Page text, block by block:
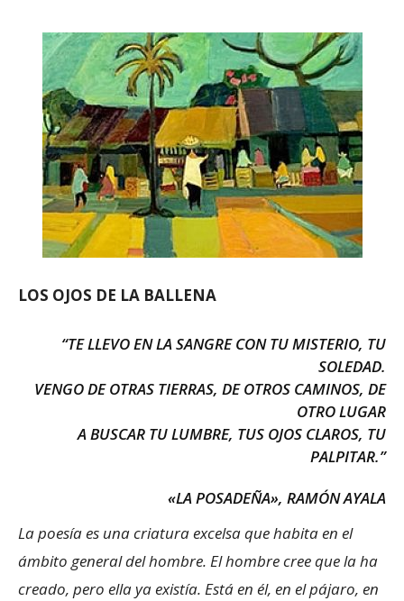
LOS OJOS DE LA BALLENA
“TE LLEVO EN LA SANGRE CON TU MISTERIO, TU
SOLEDAD.
VENGO DE OTRAS TIERRAS, DE OTROS CAMINOS, DE
OTRO LUGAR
A BUSCAR TU LUMBRE, TUS OJOS CLAROS, TU
PALPITAR.”
«LA POSADEÑA», RAMÓN AYALA
La poesía es una criatura excelsa que habita en el
ámbito general del hombre. El hombre cree que la ha
creado, pero ella ya existía. Está en él, en el pájaro, en